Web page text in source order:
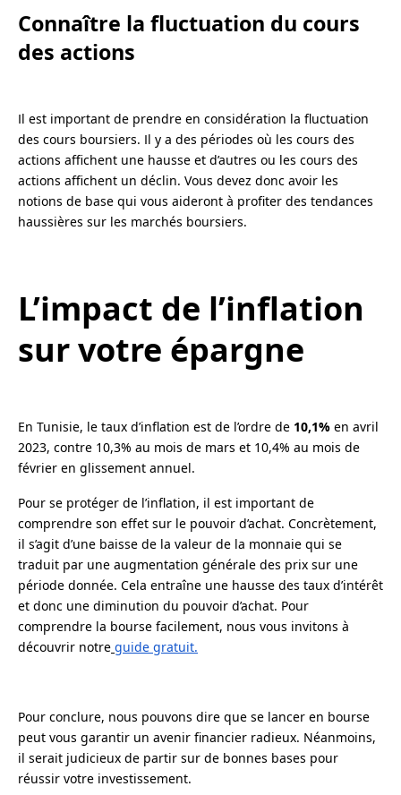
Connaître la fluctuation du cours
des actions
Il est important de prendre en considération la fluctuation
des cours boursiers. Il y a des périodes où les cours des
actions affichent une hausse et d’autres ou les cours des
actions affichent un déclin. Vous devez donc avoir les
notions de base qui vous aideront à profiter des tendances
haussières sur les marchés boursiers.
L’impact de l’inflation
sur votre épargne
En Tunisie, le taux d’inflation est de l’ordre de 10,1% en avril
2023, contre 10,3% au mois de mars et 10,4% au mois de
février en glissement annuel.
Pour se protéger de l’inflation, il est important de
comprendre son effet sur le pouvoir d’achat. Concrètement,
il s’agit d’une baisse de la valeur de la monnaie qui se
traduit par une augmentation générale des prix sur une
période donnée. Cela entraîne une hausse des taux d’intérêt
et donc une diminution du pouvoir d’achat. Pour
comprendre la bourse facilement, nous vous invitons à
découvrir notre guide gratuit.
Pour conclure, nous pouvons dire que se lancer en bourse
peut vous garantir un avenir financier radieux. Néanmoins,
il serait judicieux de partir sur de bonnes bases pour
réussir votre investissement.